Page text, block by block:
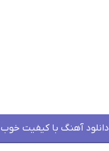
دانلود آهنگ با کیفیت خوب 128